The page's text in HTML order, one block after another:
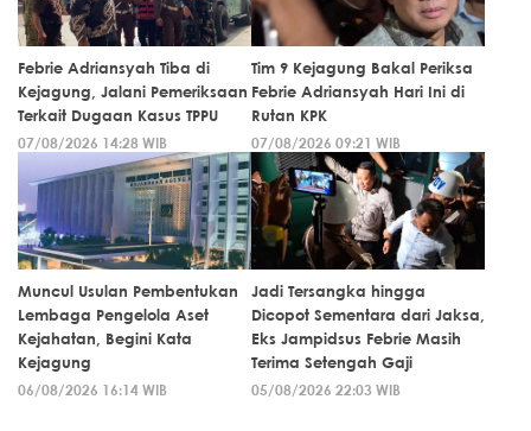
Febrie Adriansyah Tiba di
Kejagung, Jalani Pemeriksaan
Terkait Dugaan Kasus TPPU
07/08/2026 14:28 WIB
Tim 9 Kejagung Bakal Periksa
Febrie Adriansyah Hari Ini di
Rutan KPK
07/08/2026 09:21 WIB
Muncul Usulan Pembentukan
Lembaga Pengelola Aset
Kejahatan, Begini Kata
Kejagung
06/08/2026 16:14 WIB
Jadi Tersangka hingga
Dicopot Sementara dari Jaksa,
Eks Jampidsus Febrie Masih
Terima Setengah Gaji
05/08/2026 22:03 WIB